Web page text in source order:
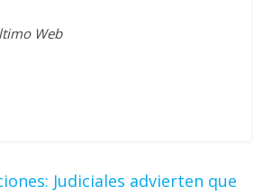
Web
Judiciales advierten que